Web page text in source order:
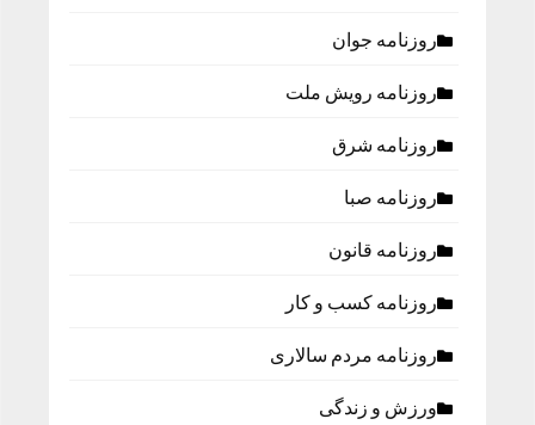
روزنامه جوان
روزنامه رویش ملت
روزنامه شرق
روزنامه صبا
روزنامه قانون
روزنامه كسب و كار
روزنامه مردم سالاری
ورزش و زندگی